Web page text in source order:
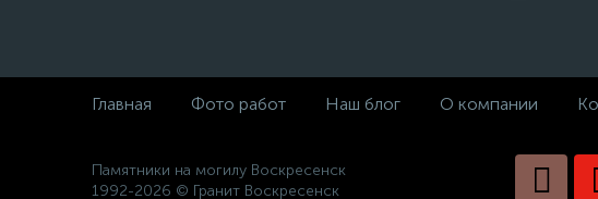
Главная Фото работ Наш блог О компании
Памятники на могилу Воскресенск
1992-2026 © Гранит Воскресенск